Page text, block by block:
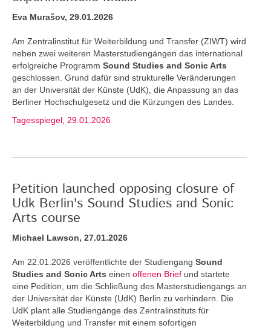
Eva Murašov, 29.01.2026
Am Zentralinstitut für Weiterbildung und Transfer (ZIWT) wird
neben zwei weiteren Masterstudiengängen das international
erfolgreiche Programm Sound Studies and Sonic Arts
geschlossen. Grund dafür sind strukturelle Veränderungen
an der Universität der Künste (UdK), die Anpassung an das
Berliner Hochschulgesetz und die Kürzungen des Landes.
Tagesspiegel, 29.01.2026
Petition launched opposing closure of
Udk Berlin's Sound Studies and Sonic
Arts course
Michael Lawson, 27.01.2026
Am 22.01.2026 veröffentlichte der Studiengang Sound
Studies and Sonic Arts einen offenen Brief und startete
eine Pedition, um die Schließung des Masterstudiengangs an
der Universität der Künste (UdK) Berlin zu verhindern. Die
UdK plant alle Studiengänge des Zentralinstituts für
Weiterbildung und Transfer mit einem sofortigen